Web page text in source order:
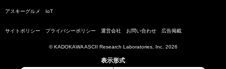
アスキーグルメ IoT
サイトポリシー プライバシーポリシー 運営会社 お問い合わせ 広告掲載
© KADOKAWA ASCII Research Laboratories, Inc. 2026
表示形式